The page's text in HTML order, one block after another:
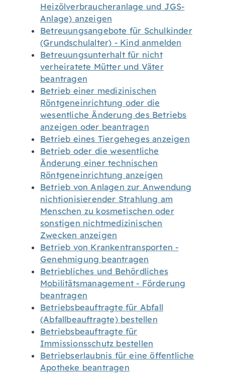
Heizölverbraucheranlage und JGS-
Anlage) anzeigen
Betreuungsangebote für Schulkinder
(Grundschulalter) - Kind anmelden
Betreuungsunterhalt für nicht
verheiratete Mütter und Väter
beantragen
Betrieb einer medizinischen
Röntgeneinrichtung oder die
wesentliche Änderung des Betriebs
anzeigen oder beantragen
Betrieb eines Tiergeheges anzeigen
Betrieb oder die wesentliche
Änderung einer technischen
Röntgeneinrichtung anzeigen
Betrieb von Anlagen zur Anwendung
nichtionisierender Strahlung am
Menschen zu kosmetischen oder
sonstigen nichtmedizinischen
Zwecken anzeigen
Betrieb von Krankentransporten -
Genehmigung beantragen
Betriebliches und Behördliches
Mobilitätsmanagement - Förderung
beantragen
Betriebsbeauftragte für Abfall
(Abfallbeauftragte) bestellen
Betriebsbeauftragte für
Immissionsschutz bestellen
Betriebserlaubnis für eine öffentliche
Apotheke beantragen